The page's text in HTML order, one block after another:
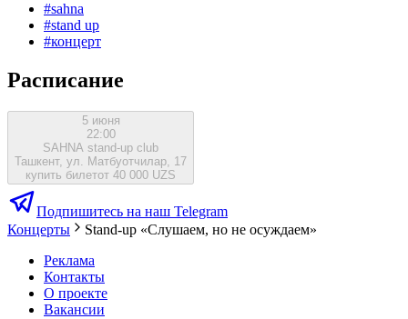
#sahna
#stand up
#концерт
Расписание
5 июня
22:00
SAHNA stand-up club
Ташкент, ул. Матбуотчилар, 17
купить билетот 40 000 UZS
Подпишитесь на наш Telegram
Концерты
Stand-up «Слушаем, но не осуждаем»
Реклама
Контакты
О проекте
Вакансии